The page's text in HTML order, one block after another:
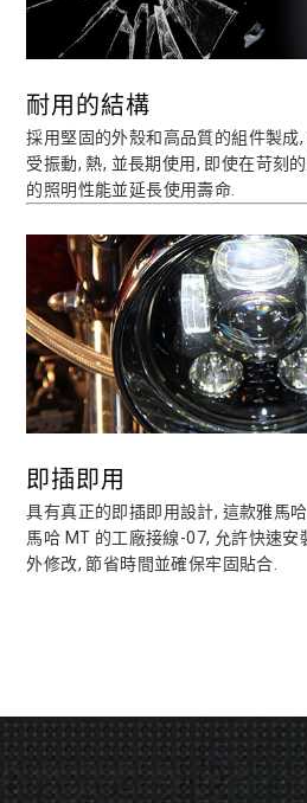
耐用的結構
採用堅固的外殼和高品質的組件製成
受振動, 熱, 並長期使用, 即使在苛刻
的照明性能並延長使用壽命.
即插即用
具有真正的即插即用設計, 這款雅馬
馬哈 MT 的工廠接線-07, 允許快速
外修改, 節省時間並確保牢固貼合.